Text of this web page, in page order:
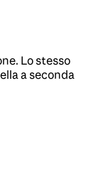
Lo stesso
a seconda